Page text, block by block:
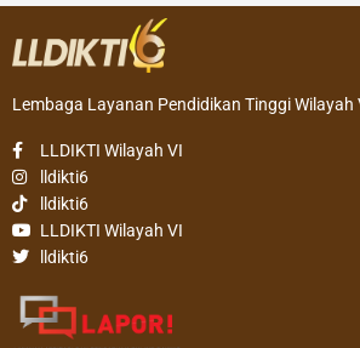
Lembaga Layanan Pendidikan Tinggi Wilayah
LLDIKTI Wilayah VI
lldikti6
lldikti6
LLDIKTI Wilayah VI
lldikti6